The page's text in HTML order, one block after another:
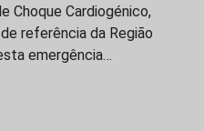
Choque Cardiogénico,
referência da Região
emergência…